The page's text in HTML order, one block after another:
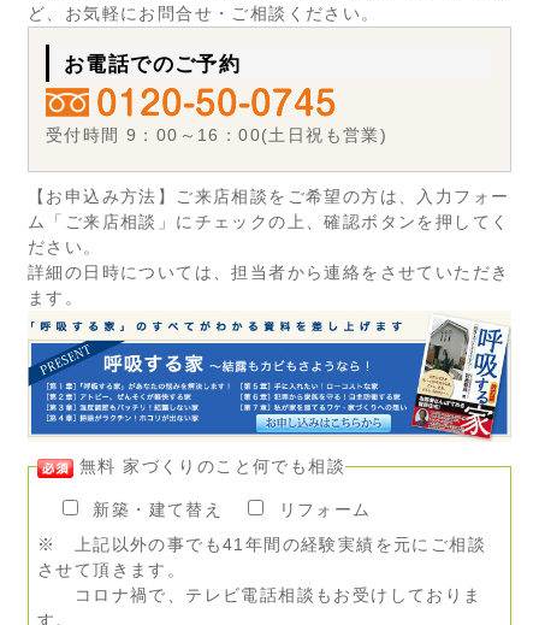
ど、お気軽にお問合せ・ご相談ください。
お電話でのご予約
受付時間 9：00～16：00(土日祝も営業)
【お申込み方法】ご来店相談をご希望の方は、入力フォー
ム「ご来店相談」にチェックの上、確認ボタンを押してく
ださい。
詳細の日時については、担当者から連絡をさせていただき
ます。
無料 家づくりのこと何でも相談
新築・建て替え
リフォーム
※ 上記以外の事でも41年間の経験実績を元にご相談
させて頂きます。
コロナ禍で、テレビ電話相談もお受けしておりま
す。